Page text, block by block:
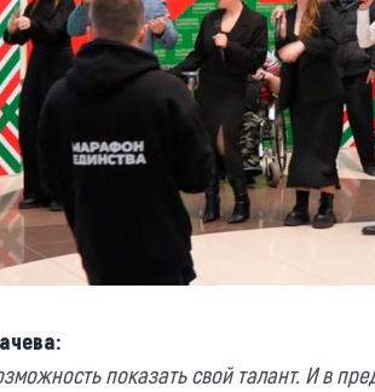
показать свой талант. И в